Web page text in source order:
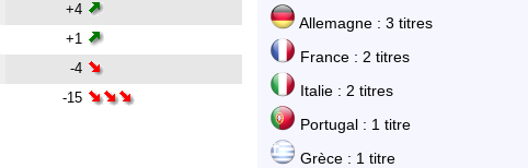
+4
+1
-4
-15
Allemagne : 3 titres
France : 2 titres
Italie : 2 titres
Portugal : 1 titre
Grèce : 1 titre